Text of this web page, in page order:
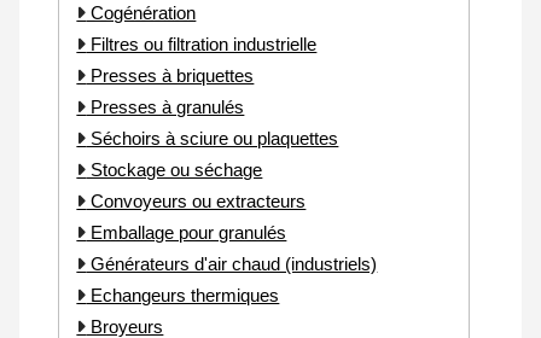
Cogénération
Filtres ou filtration industrielle
Presses à briquettes
Presses à granulés
Séchoirs à sciure ou plaquettes
Stockage ou séchage
Convoyeurs ou extracteurs
Emballage pour granulés
Générateurs d'air chaud (industriels)
Echangeurs thermiques
Broyeurs